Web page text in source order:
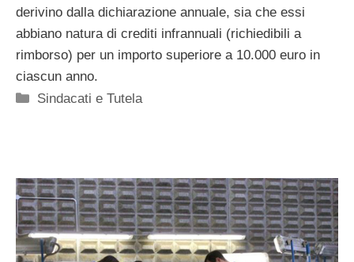
derivino dalla dichiarazione annuale, sia che essi
abbiano natura di crediti infrannuali (richiedibili a
rimborso) per un importo superiore a 10.000 euro in
ciascun anno.
Categorie
Sindacati e Tutela